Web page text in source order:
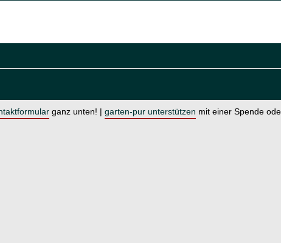
ganz unten! | garten-pur unterstützen mit einer Spende